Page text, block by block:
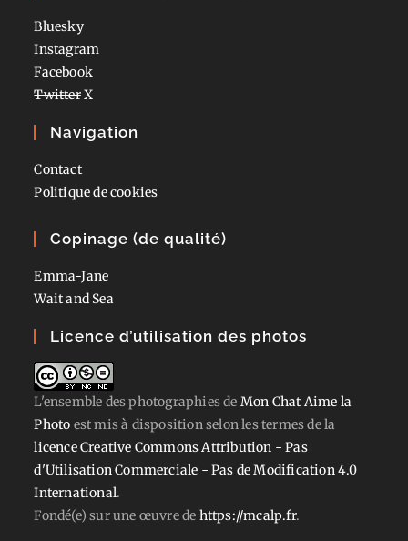
Bluesky
Instagram
Facebook
TwitterX
Navigation
Contact
Politique de cookies
Copinage (de qualité)
Emma-Jane
Wait and Sea
Licence d’utilisation des photos
L'ensemble des photographiesde Mon Chat Aime la
Photo est mis à disposition selon les termes de la
licence Creative Commons Attribution - Pas
d'Utilisation Commerciale - Pas de Modification 4.0
International.
Fondé(e) sur une œuvre de https://mcalp.fr.